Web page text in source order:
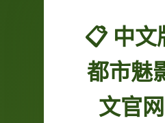
📋 中文
都市魅
文官